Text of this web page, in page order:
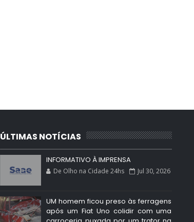
ÚLTIMAS NOTÍCIAS
INFORMATIVO À IMPRENSA
De Olho na Cidade 24hs Jul 30, 2026
UM homem ficou preso às ferragens
após um Fiat Uno colidir com uma